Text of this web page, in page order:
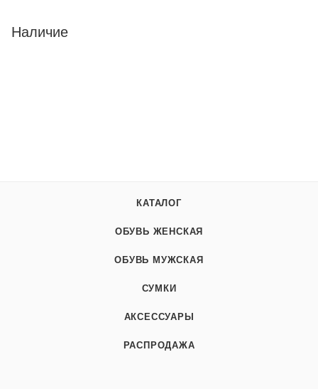
Наличие
КАТАЛОГ
ОБУВЬ ЖЕНСКАЯ
ОБУВЬ МУЖСКАЯ
СУМКИ
АКСЕССУАРЫ
РАСПРОДАЖА